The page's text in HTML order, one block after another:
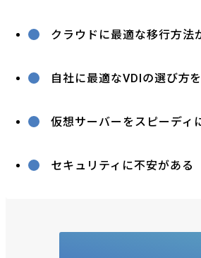
クラウドに最適な移行方法
自社に最適なVDIの選び方
仮想サーバーをスピーディ
セキュリティに不安がある